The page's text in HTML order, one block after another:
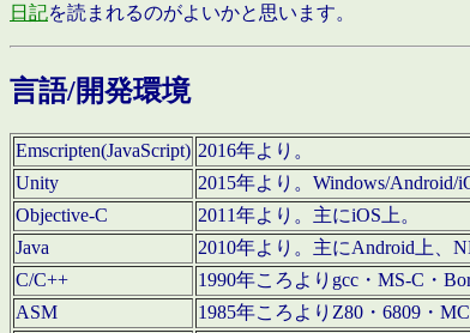
日記を読まれるのがよいかと思います。
言語/開発環境
Emscripten(JavaScript) 2016年より。
Unity
2015年より。Windows/
Objective-C
2011年より。主にiOS上。
Java
2010年より。主にAndroid上、
C/C++
1990年ころよりgcc・MS-C・
ASM
1985年ころよりZ80・6809・